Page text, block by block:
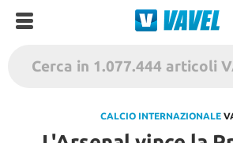
CALCIO INTERNAZIONALE